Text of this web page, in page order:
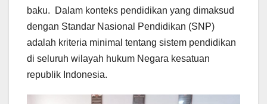
baku. Dalam konteks pendidikan yang dimaksud
dengan Standar Nasional Pendidikan (SNP)
adalah kriteria minimal tentang sistem pendidikan
di seluruh wilayah hukum Negara kesatuan
republik Indonesia.